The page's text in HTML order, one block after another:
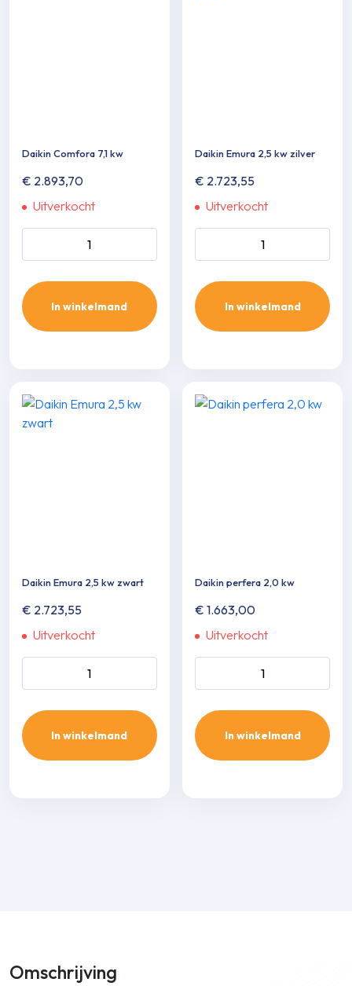
Daikin Comfora 7,1 kw
€ 2.893,70
Uitverkocht
In winkelmand
Daikin Emura 2,5 kw zilver
€ 2.723,55
Uitverkocht
In winkelmand
Daikin Emura 2,5 kw zwart
€ 2.723,55
Uitverkocht
In winkelmand
Daikin perfera 2,0 kw
€ 1.663,00
Uitverkocht
In winkelmand
Omschrijving